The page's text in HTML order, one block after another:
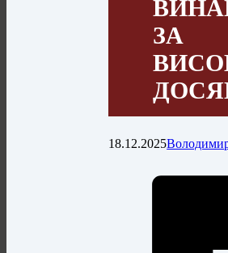
ЗА
18.12.2025